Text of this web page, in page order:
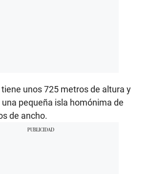
tiene unos 725 metros de altura y
pequeña isla homónima de
de ancho.